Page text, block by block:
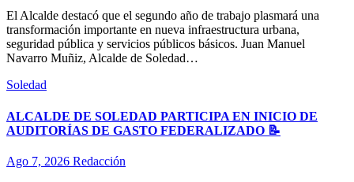
El Alcalde destacó que el segundo año de trabajo plasmará una
transformación importante en nueva infraestructura urbana,
seguridad pública y servicios públicos básicos. Juan Manuel
Navarro Muñiz, Alcalde de Soledad…
Soledad
ALCALDE DE SOLEDAD PARTICIPA EN INICIO DE
AUDITORÍAS DE GASTO FEDERALIZADO 📝
Ago 7, 2026 Redacción